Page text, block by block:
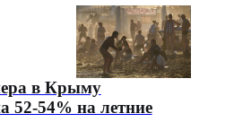
в Крыму
52-54% на летние